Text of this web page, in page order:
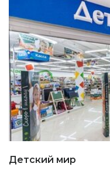
Детский мир